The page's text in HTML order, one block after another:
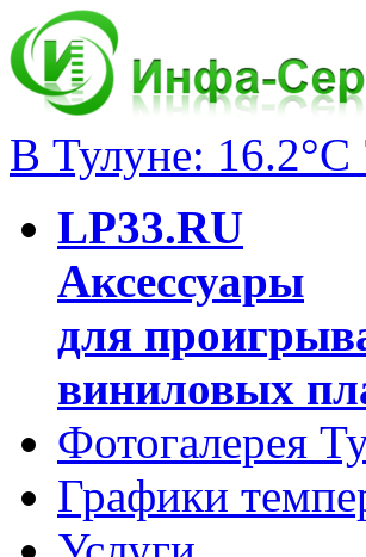
В Тулуне:
LP33.RU
Аксессуары
для
виниловых
Фотогалерея
Графики